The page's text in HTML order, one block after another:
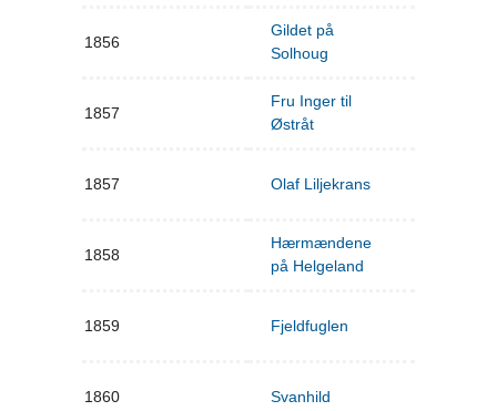
1856
Gildet på
Solhoug
1857
Fru Inger til
Østråt
1857 Olaf Liljekrans
1858
Hærmændene
på Helgeland
1859 Fjeldfuglen
1860 Svanhild